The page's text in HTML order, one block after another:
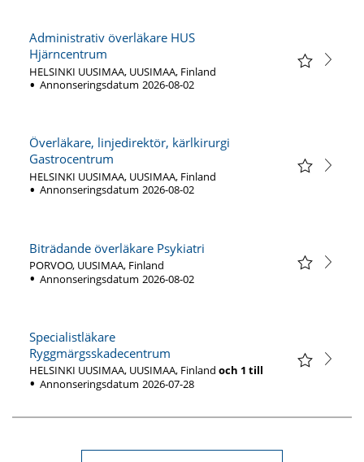
Administrativ överläkare HUS
Hjärncentrum
HELSINKI UUSIMAA, UUSIMAA, Finland
Annonseringsdatum 2026-08-02
Överläkare, linjedirektör, kärlkirurgi
Gastrocentrum
HELSINKI UUSIMAA, UUSIMAA, Finland
Annonseringsdatum 2026-08-02
Biträdande överläkare Psykiatri
PORVOO, UUSIMAA, Finland
Annonseringsdatum 2026-08-02
Specialistläkare
Ryggmärgsskadecentrum
HELSINKI UUSIMAA, UUSIMAA, Finland och 1 till
Annonseringsdatum 2026-07-28